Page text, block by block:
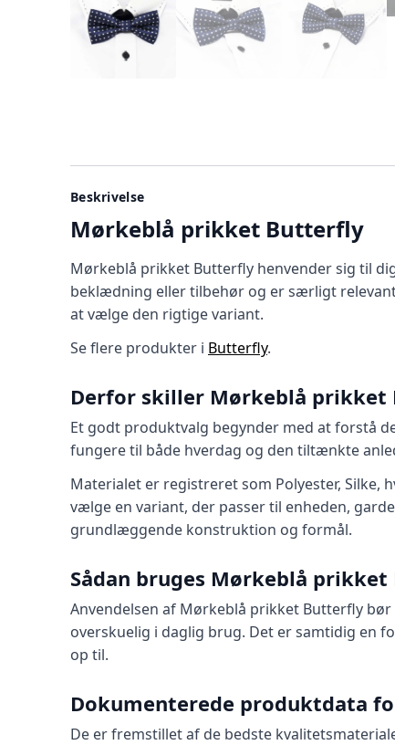
Beskrivelse
Mørkeblå prikket Butterfly
Mørkeblå prikket Butterfly henvender sig til
beklædning eller tilbehør og er særligt
at vælge den rigtige variant.
Se flere produkter i Butterfly.
Derfor skiller Mørkeblå prikket
Et godt produktvalg begynder med at forstå
fungere til både hverdag og den tiltænkte
Materialet er registreret som Polyester, Silke,
vælge en variant, der passer til enheden,
grundlæggende konstruktion og formål.
Sådan bruges Mørkeblå
Anvendelsen af Mørkeblå prikket Butterfly
overskuelig i daglig brug. Det er samtidig en
op til.
Dokumenterede produktdata
De er fremstillet af de bedste